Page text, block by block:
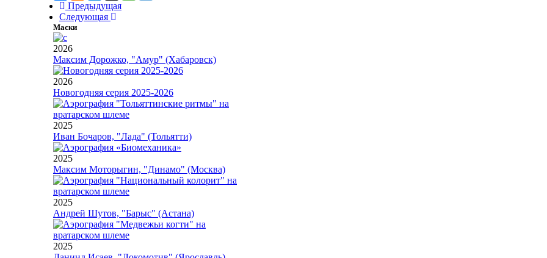
Предыдущая
Следующая
Маски
2026
Максим Дорожко, "Амур" (Хабаровск)
2026
Новогодняя серия 2025-2026
2025
Иван Бочаров, "Лада" (Тольятти)
2025
Максим Моторыгин, "Динамо" (Москва)
2025
Андрей Шутов, "Барыс" (Астана)
2025